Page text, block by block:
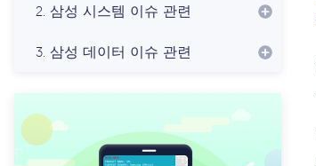
2. 삼성 시스템 이슈 관련
3. 삼성 데이터 이슈 관련